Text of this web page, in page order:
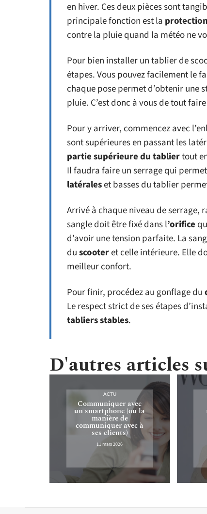
en hiver. Ces deux pièces sont
principale fonction est la
contre la pluie quand la météo ne
Pour bien installer un tablier de
étapes. Vous pouvez facilement le
chaque pose permet d’obtenir une
pluie. C’est donc à vous de tout
Pour y arriver, commencez avec
sont supérieures en passant les
partie supérieuredu tabliertout
Il faudra faire un serrage qui
latéraleset basses du tablier
Arrivé à chaque niveau de serrage,
sangle doit être fixé dans l’orifice
d’avoir une tension parfaite. La
duscooteret celle intérieure. Elle
meilleur confort.
Pour finir, procédez au gonflage du
Le respect strict de ses étapes
tabliers stables.
D'autres articles
ACTU
Communiquer avec
un smartphone (ou la
manière de
communiquer avec à
ses clients)
11 mars 2026